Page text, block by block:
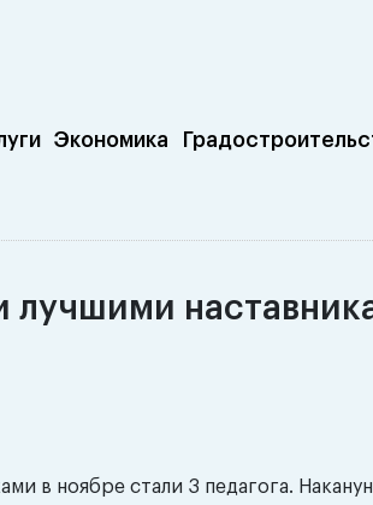
Экономика
лучшими
в ноябре стали 3 педагога.